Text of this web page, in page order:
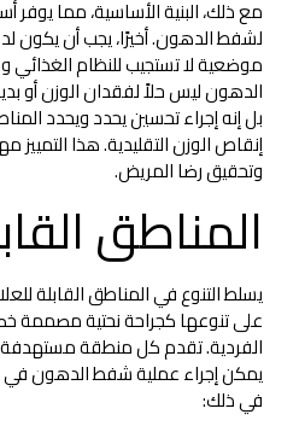
مع ذلك، البنية الأساسية، مما يوفر
لشفط الدهون. أخيرًا، يجب أن يكون
موضعية لا تستجيب للنظام
الدهون ليس حلاً لفقدان الوزن أو
بل إنه إجراء تحسين يحدد ويحدد
إنقاص الوزن التقليدية. هذا التمييز
وتحقيق رضا المريض.
المناطق
يسلط التنوع في المناطق القابلة
على تنوعها كجراحة نحتية مصممة
الفردية. تقدم كل منطقة مستهدفة
يمكن إجراء عملية شفط الدهون في
في ذلك: